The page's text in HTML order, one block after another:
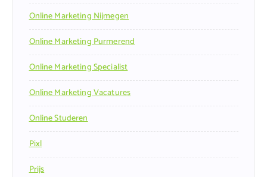
Online Marketing Nijmegen
Online Marketing Purmerend
Online Marketing Specialist
Online Marketing Vacatures
Online Studeren
Pixl
Prijs